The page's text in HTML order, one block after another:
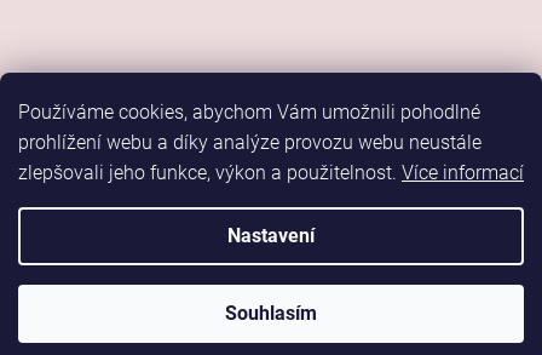
Používáme cookies, abychom Vám umožnili pohodlné
prohlížení webu a díky analýze provozu webu neustále
zlepšovali jeho funkce, výkon a použitelnost. Více informací
Nastavení
Souhlasím
Vytvořil Shoptet
Elis Dance Sport. Všechna práva vyhrazena.
Upravit nastavení cookiesMarketing